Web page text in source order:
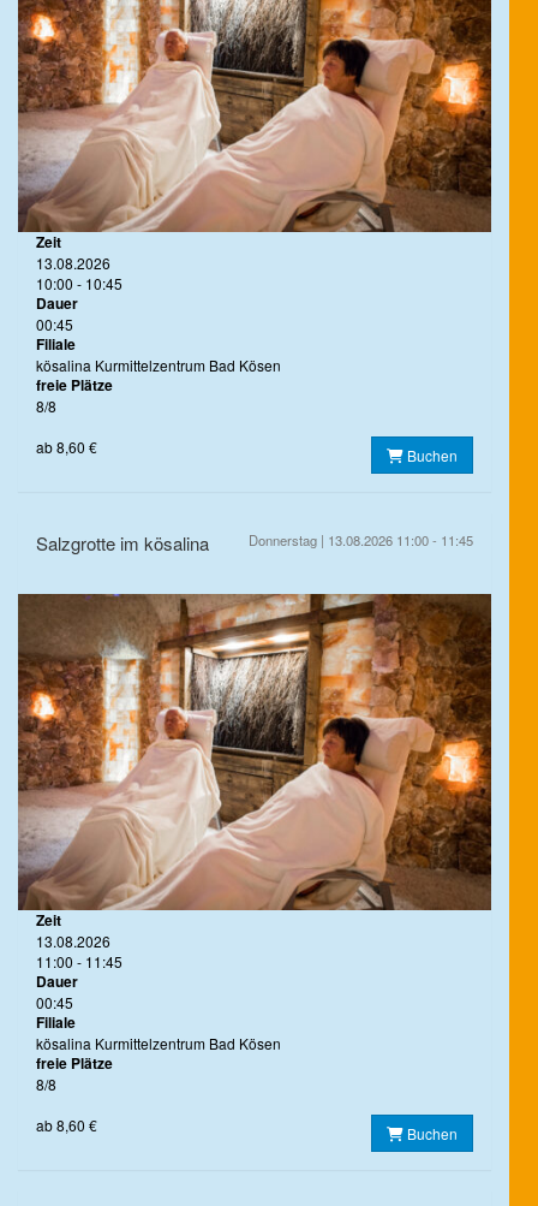
Zeit
13.08.2026
10:00 - 10:45
Dauer
00:45
Filiale
kösalina Kurmittelzentrum Bad Kösen
freie Plätze
8/8
ab 8,60 €
Buchen
Salzgrotte im kösalina Donnerstag | 13.08.2026 11:00 - 11:45
Zeit
13.08.2026
11:00 - 11:45
Dauer
00:45
Filiale
kösalina Kurmittelzentrum Bad Kösen
freie Plätze
8/8
ab 8,60 €
Buchen